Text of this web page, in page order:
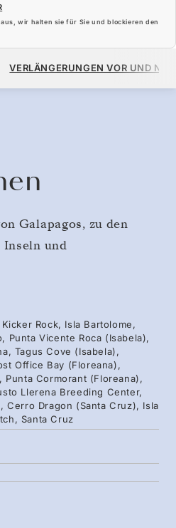
aus, wir halten sie für Sie und blockieren den
$
VERLÄNGERUNGEN VOR UND
Galapagos, zu den
und
die Darwin
und Begegnungen
Riesenschildkröten bis
auf den Felsen. Im
aber auch
noch vorhanden –
auf Floreana bis zur
Station. Entdecken
die hier geboren und
ihre Leidenschaft und ihr
zu einem
Rock, Isla Bartolome,
Punta Vicente Roca (Isabela),
Tagus Cove (Isabela),
Office Bay (Floreana),
Punta Cormorant (Floreana),
Llerena Breeding Center,
Cerro Dragon (Santa Cruz), Isla
Santa Cruz